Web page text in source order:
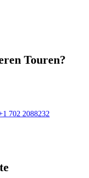
Touren?
702 2088232